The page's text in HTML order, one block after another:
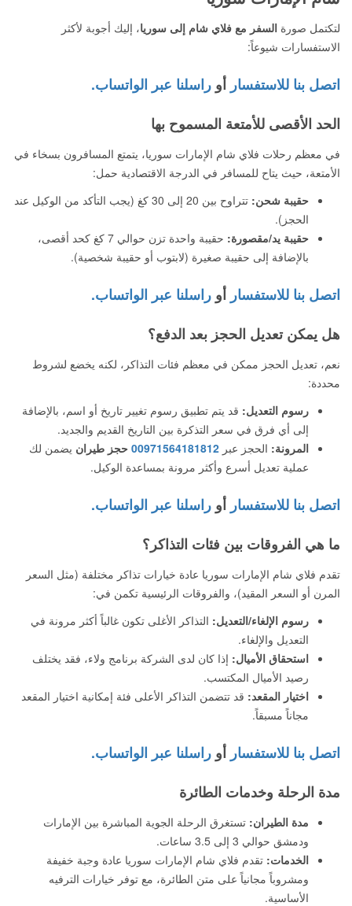
لتكتمل صورة السفر مع فلاي شام إلى سوريا، إليك أجوبة لأكثر
الاستفسارات شيوعاً:
اتصل بنا للاستفسار أو راسلنا عبر الواتساب.
الحد الأقصى للأمتعة المسموح بها
في معظم رحلات فلاي شام الإمارات سوريا، يتمتع المسافرون بسخاء في
الأمتعة، حيث يتاح للمسافر في الدرجة الاقتصادية حمل:
حقيبة شحن:
تتراوح بين 20 إلى 30 كغ (يجب التأكد من الوكيل عند
الحجز).
حقيبة يد/مقصورة:
حقيبة واحدة تزن حوالي 7 كغ كحد أقصى،
بالإضافة إلى حقيبة صغيرة (لابتوب أو حقيبة شخصية).
اتصل بنا للاستفسار أو راسلنا عبر الواتساب.
هل يمكن تعديل الحجز بعد الدفع؟
نعم، تعديل الحجز ممكن في معظم فئات التذاكر، لكنه يخضع لشروط
محددة:
رسوم التعديل: قد يتم تطبيق رسوم تغيير تاريخ أو اسم، بالإضافة
إلى أي فرق في سعر التذكرة بين التاريخ القديم والجديد.
المرونة: الحجز عبر 00971564181812 حجز طيران يضمن لك
عملية تعديل أسرع وأكثر مرونة بمساعدة الوكيل.
اتصل بنا للاستفسار أو راسلنا عبر الواتساب.
ما هي الفروقات بين فئات التذاكر؟
تقدم فلاي شام الإمارات سوريا عادة خيارات تذاكر مختلفة (مثل السعر
المرن أو السعر المقيد)، والفروقات الرئيسية تكمن في:
رسوم الإلغاء/التعديل: التذاكر الأغلى تكون غالباً أكثر مرونة في
التعديل والإلغاء.
استحقاق الأميال: إذا كان لدى الشركة برنامج ولاء، فقد يختلف
رصيد الأميال المكتسب.
اختيار المقعد: قد تتضمن التذاكر الأعلى فئة إمكانية اختيار المقعد
مجاناً مسبقاً.
اتصل بنا للاستفسار أو راسلنا عبر الواتساب.
مدة الرحلة وخدمات الطائرة
مدة الطيران: تستغرق الرحلة الجوية المباشرة بين الإمارات
ودمشق حوالي 3 إلى 3.5 ساعات.
الخدمات: تقدم فلاي شام الإمارات سوريا عادة وجبة خفيفة
ومشروباً مجانياً على متن الطائرة، مع توفر خيارات الترفيه
الأساسية.